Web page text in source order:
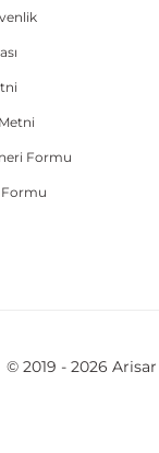
Formu
Formu
© 2019 - 2026 Arisar